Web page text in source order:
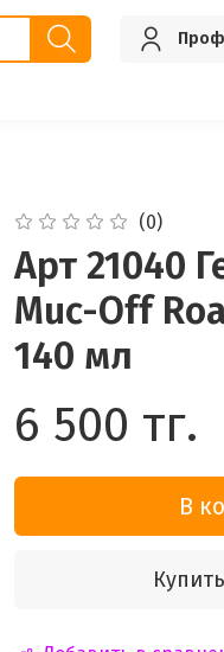
(0)
Арт 21040
Muc-Off
140 мл
6 500 тг.
В